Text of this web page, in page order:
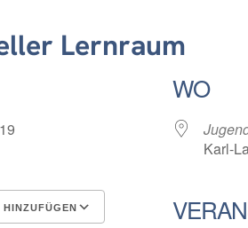
Lernraum
WO
Karl-